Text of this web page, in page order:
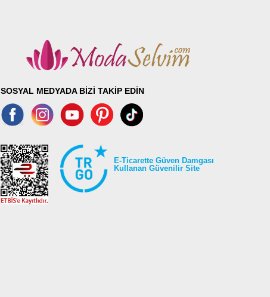
SOSYAL MEDYADA BİZİ TAKİP EDİN
E-Ticarette Güven Damgası
Kullanan Güvenilir Site